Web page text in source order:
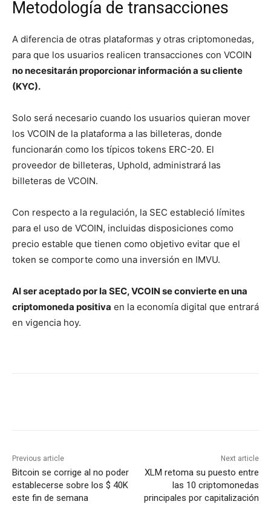
Metodología de transacciones
A diferencia de otras plataformas y otras criptomonedas,
para que los usuarios realicen transacciones con VCOIN
no necesitarán proporcionar información a su cliente
(KYC).
Solo será necesario cuando los usuarios quieran mover
los VCOIN de la plataforma a las billeteras, donde
funcionarán como los típicos tokens ERC-20. El
proveedor de billeteras, Uphold, administrará las
billeteras de VCOIN.
Con respecto a la regulación, la SEC estableció límites
para el uso de VCOIN, incluidas disposiciones como
precio estable que tienen como objetivo evitar que el
token se comporte como una inversión en IMVU.
Al ser aceptado por la SEC, VCOIN se convierte en una
criptomoneda positiva en la economía digital que entrará
en vigencia hoy.
Previous article
Bitcoin se corrige al no poder
establecerse sobre los $ 40K
este fin de semana
Next article
XLM retoma su puesto entre
las 10 criptomonedas
principales por capitalización